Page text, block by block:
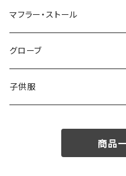
50/XL～
48/L
50/XL～
46/M
48/L
50/XL～
～44/S
46/M
48/L
マフラー・ストール
グローブ
子供服
商品